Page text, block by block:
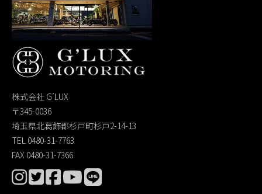
株式会社 G’LUX
〒345-0036
埼玉県北葛飾郡杉戸町杉戸2-14-13
TEL 0480-31-7763
FAX 0480-31-7366